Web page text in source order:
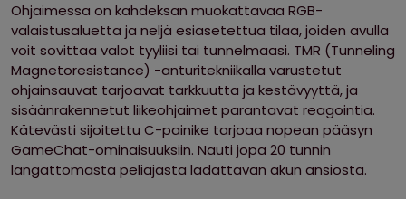
Ohjaimessa on kahdeksan muokattavaa RGB-
valaistusaluetta ja neljä esiasetettua tilaa, joiden avulla
voit sovittaa valot tyyliisi tai tunnelmaasi. TMR (Tunneling
Magnetoresistance) -anturitekniikalla varustetut
ohjainsauvat tarjoavat tarkkuutta ja kestävyyttä, ja
sisäänrakennetut liikeohjaimet parantavat reagointia.
Kätevästi sijoitettu C-painike tarjoaa nopean pääsyn
GameChat-ominaisuuksiin. Nauti jopa 20 tunnin
langattomasta peliajasta ladattavan akun ansiosta.